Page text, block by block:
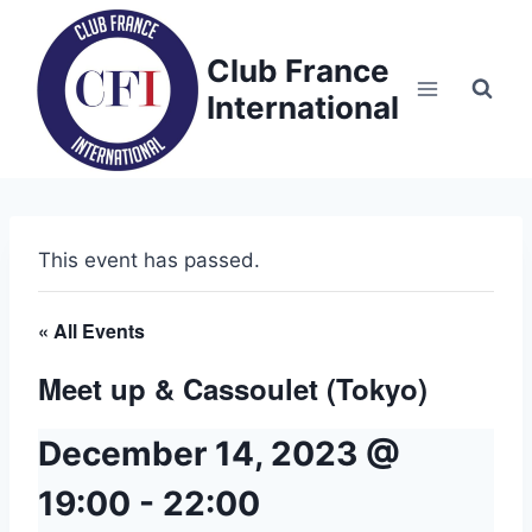
content
Club France
International
This event has passed.
« All Events
Meet up & Cassoulet (Tokyo)
December 14, 2023 @
19:00 - 22:00